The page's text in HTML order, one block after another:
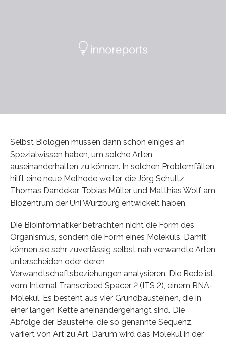
Selbst Biologen müssen dann schon einiges an
Spezialwissen haben, um solche Arten
auseinanderhalten zu können. In solchen Problemfällen
hilft eine neue Methode weiter, die Jörg Schultz,
Thomas Dandekar, Tobias Müller und Matthias Wolf am
Biozentrum der Uni Würzburg entwickelt haben.
Die Bioinformatiker betrachten nicht die Form des
Organismus, sondern die Form eines Moleküls. Damit
können sie sehr zuverlässig selbst nah verwandte Arten
unterscheiden oder deren
Verwandtschaftsbeziehungen analysieren. Die Rede ist
vom Internal Transcribed Spacer 2 (ITS 2), einem RNA-
Molekül. Es besteht aus vier Grundbausteinen, die in
einer langen Kette aneinandergehängt sind. Die
Abfolge der Bausteine, die so genannte Sequenz,
variiert von Art zu Art. Darum wird das Molekül in der